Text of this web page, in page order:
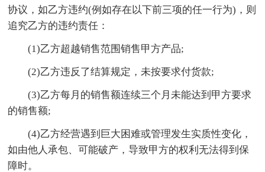
协议，如乙方违约(例如存在以下前三项的任一行为)，则
追究乙方的违约责任：
(1)乙方超越销售范围销售甲方产品;
(2)乙方违反了结算规定，未按要求付货款;
(3)乙方每月的销售额连续三个月未能达到甲方要求
的销售额;
(4)乙方经营遇到巨大困难或管理发生实质性变化，
如由他人承包、可能破产，导致甲方的权利无法得到保
障时。